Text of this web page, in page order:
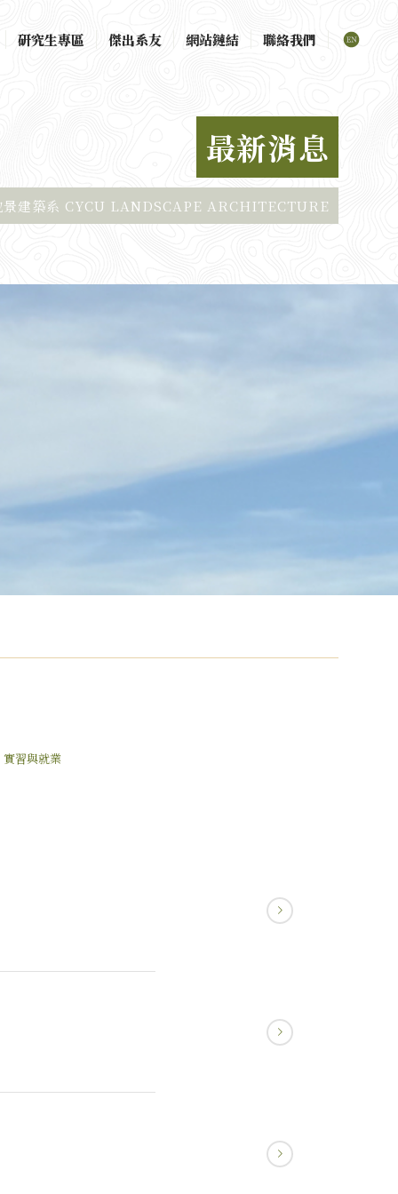
研究生專區 傑出系友 網站鏈結 聯絡我們
最新消息
景建築系 CYCU LANDSCAPE ARCHITECTURE
實習與就業